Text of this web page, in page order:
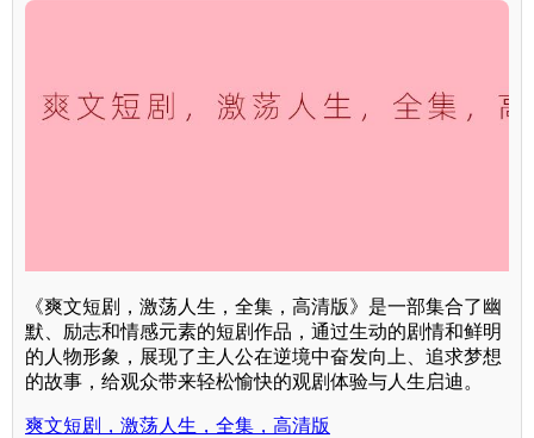
《爽文短剧，激荡人生，全集，高清版》是一部集合了幽
默、励志和情感元素的短剧作品，通过生动的剧情和鲜明
的人物形象，展现了主人公在逆境中奋发向上、追求梦想
的故事，给观众带来轻松愉快的观剧体验与人生启迪。
爽文短剧，激荡人生，全集，高清版